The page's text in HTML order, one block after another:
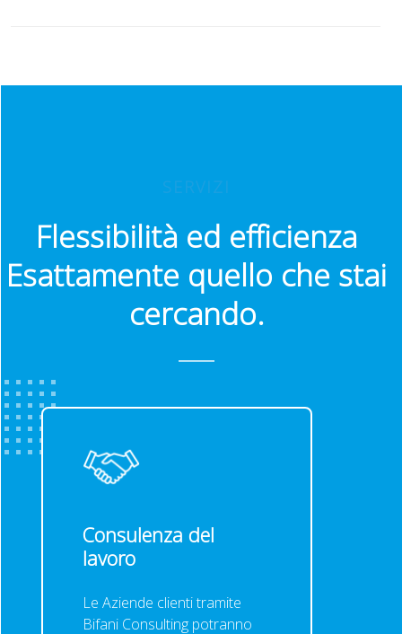
SERVIZI
Flessibilità ed efficienza
Esattamente quello che stai
cercando.
Consulenza del
lavoro
Le Aziende clienti tramite
Bifani Consulting potranno